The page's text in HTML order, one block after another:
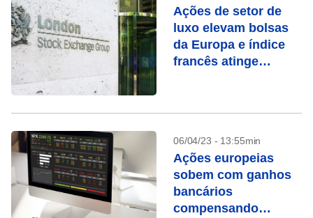
Ações de setor de
luxo elevam bolsas
da Europa e índice
francês atinge
06/04/23 - 13:55min
Ações europeias
sobem com ganhos
bancários
compensando